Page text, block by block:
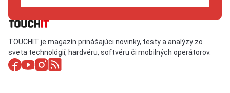
TOUCHIT je magazín prinášajúci novinky, testy a analýzy zo
sveta technológií, hardvéru, softvéru či mobilných operátorov.